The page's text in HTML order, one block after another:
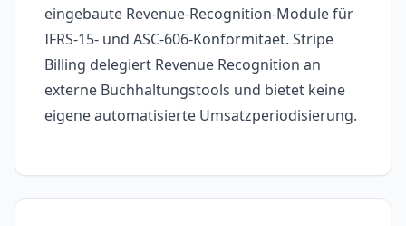
eingebaute Revenue-Recognition-Module für
IFRS-15- und ASC-606-Konformitaet. Stripe
Billing delegiert Revenue Recognition an
externe Buchhaltungstools und bietet keine
eigene automatisierte Umsatzperiodisierung.